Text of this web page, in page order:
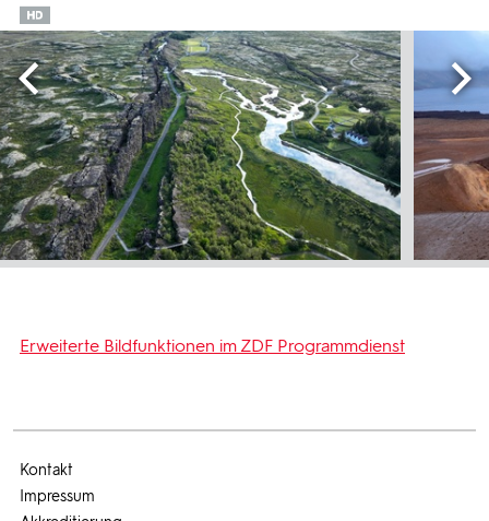
Erweiterte Bildfunktionen im ZDF Programmdienst
Kontakt
Impressum